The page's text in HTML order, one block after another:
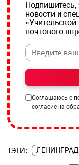
Подпишитесь,
новости и
почтового
Соглашаюсь с
согласие на
ТЭГИ: